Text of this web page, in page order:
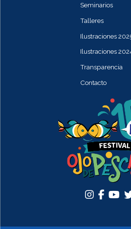
Seminarios
Talleres
Ilustraciones
Ilustraciones
Transparencia
Contacto